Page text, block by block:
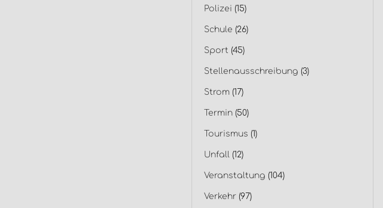
Polizei (15)
Schule (26)
Sport (45)
Stellenausschreibung (3)
Strom(17)
Termin(50)
Tourismus (1)
Unfall (12)
Veranstaltung (104)
Verkehr(97)